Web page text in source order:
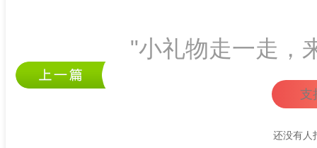
"小礼物走一走，
支
还没有人